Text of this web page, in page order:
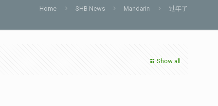
Home SHB News Mandarin 过年了
Show all